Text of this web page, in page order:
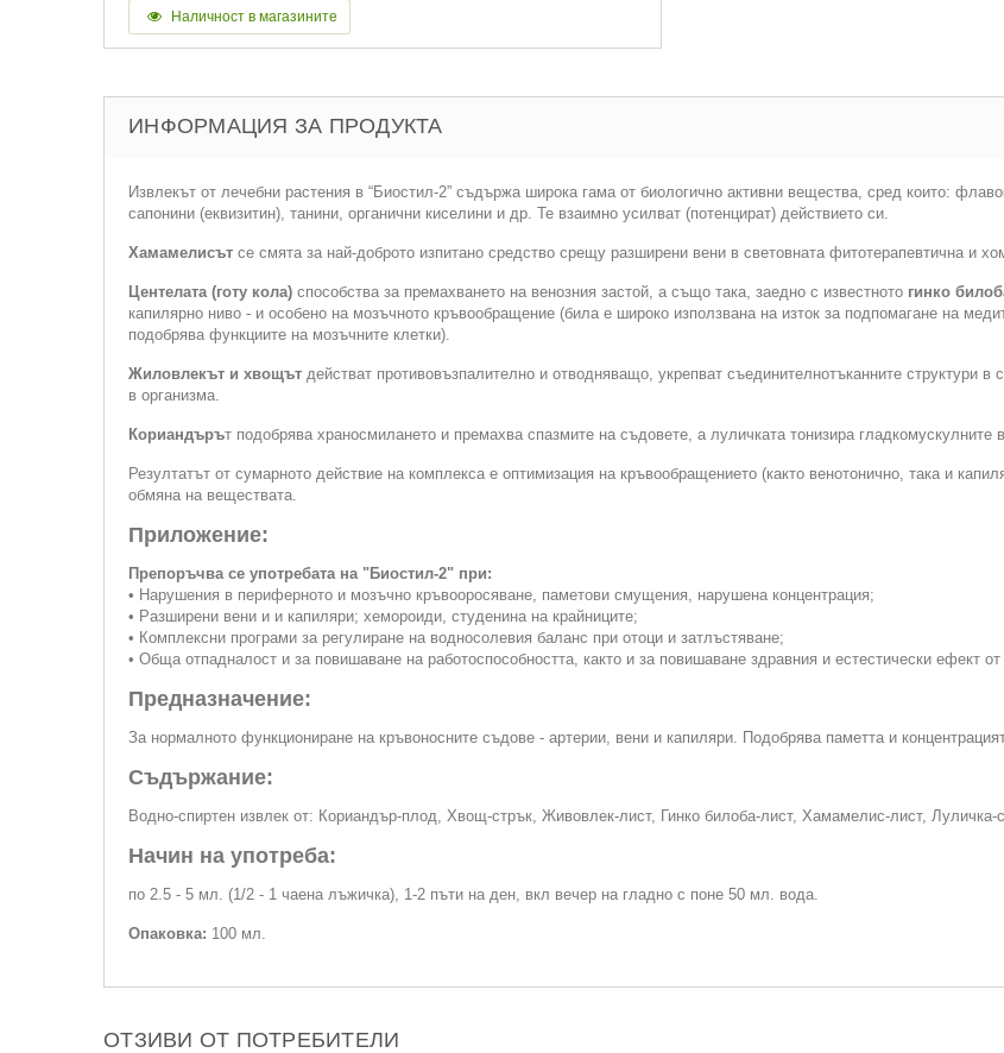
Наличност в магазините
ИНФОРМАЦИЯ ЗА ПРОДУКТА
Извлекът от лечебни растения в “Биостил-2” съдържа широка гама от биологично активни вещества, сред които:
сапонини (еквизитин), танини, органични киселини и др. Те взаимно усилват (потенцират) действието си.
Хамамелисът се смята за най-доброто изпитано средство срещу разширени вени в световната фитотерапевтична и
Центелата (готу кола) способства за премахването на венозния застой, а също така, заедно с известното гинко
капилярно ниво - и особено на мозъчното кръвообращение (била е широко използвана на изток за подпомагане на
подобрява функциите на мозъчните клетки).
Жиловлекът и хвощът действат противовъзпалително и отводняващо, укрепват съединителнотъканните структури
в организма.
Кориандърът подобрява храносмилането и премахва спазмите на съдовете, а луличката тонизира гладкомускулните
Резултатът от сумарното действие на комплекса е оптимизация на кръвообращението (както венотонично, така и
обмяна на веществата.
Приложение:
Препоръчва се употребата на "Биостил-2" при:
• Нарушения в периферното и мозъчно кръвооросяване, паметови смущения, нарушена концентрация;
• Разширени вени и и капиляри; хемороиди, студенина на крайниците;
• Комплексни програми за регулиране на водносолевия баланс при отоци и затлъстяване;
• Обща отпадналост и за повишаване на работоспособността, както и за повишаване здравния и естестически ефект
Предназначение:
За нормалното функциониране на кръвоносните съдове - артерии, вени и капиляри. Подобрява паметта и
Съдържание:
Водно-спиртен извлек от: Кориандър-плод, Хвощ-стрък, Живовлек-лист, Гинко билоба-лист, Хамамелис-лист, Луличка-
Начин на употреба:
по 2.5 - 5 мл. (1/2 - 1 чаена лъжичка), 1-2 пъти на ден, вкл вечер на гладно с поне 50 мл. вода.
Опаковка: 100 мл.
ОТЗИВИ ОТ ПОТРЕБИТЕЛИ